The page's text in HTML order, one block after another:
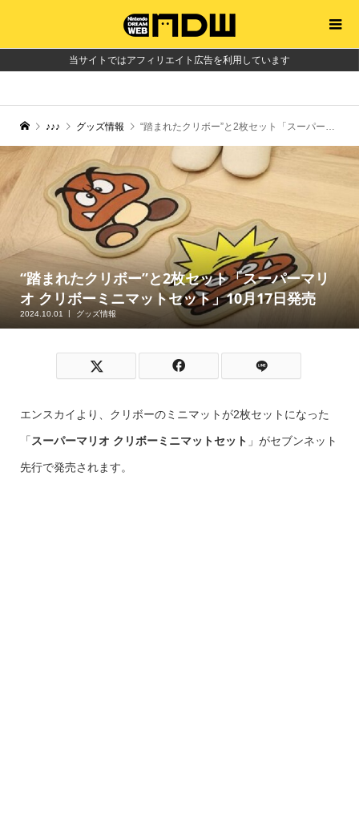
当サイトではアフィリエイト広告を利用しています
♪♪♪ グッズ情報 “踏まれたクリボー”と2枚セット「スーパーマリオ クリボーミニマットセット」10月17日発売
“踏まれたクリボー”と2枚セット「スーパーマリ
オ クリボーミニマットセット」10月17日発売
2024.10.01 グッズ情報
エンスカイより、クリボーのミニマットが2枚セットになった
「 スーパーマリオ クリボーミニマットセット 」がセブンネット
先行で発売されます。